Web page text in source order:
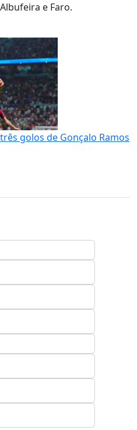
e Faro.
golos de Gonçalo Ramos